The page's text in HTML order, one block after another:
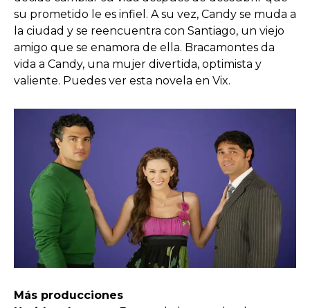
su prometido le es infiel. A su vez, Candy se muda a
la ciudad y se reencuentra con Santiago, un viejo
amigo que se enamora de ella. Bracamontes da
vida a Candy, una mujer divertida, optimista y
valiente. Puedes ver esta novela en Vix.
Más producciones